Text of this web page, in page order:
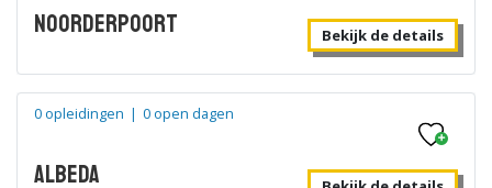
Noorderpoort Bekijk de details
0 opleidingen | 0 open dagen
Albeda